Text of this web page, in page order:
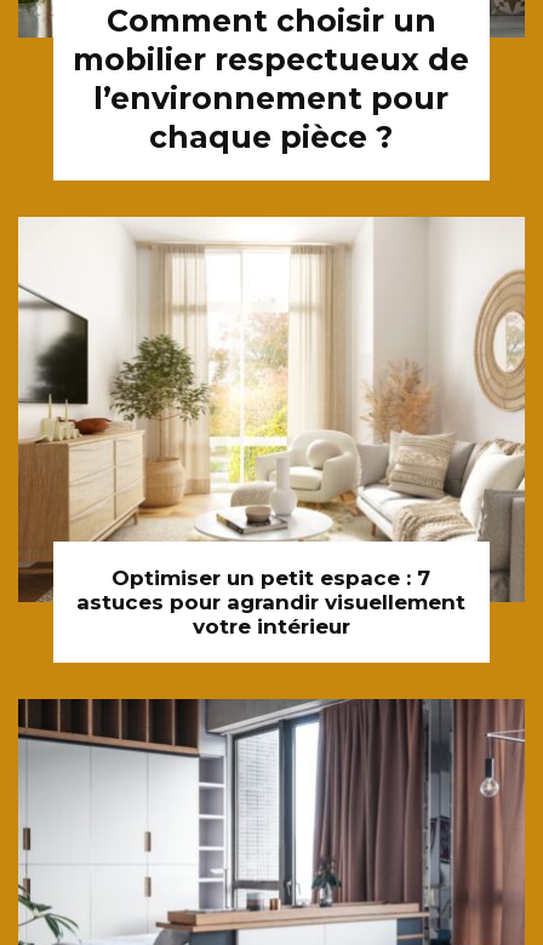
Comment choisir un
mobilier respectueux de
l’environnement pour
chaque pièce ?
Optimiser un petit espace : 7
astuces pour agrandir visuellement
votre intérieur